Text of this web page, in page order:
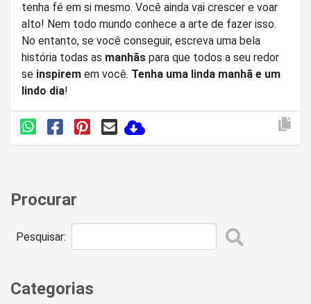
tenha fé em si mesmo. Você ainda vai crescer e voar
alto! Nem todo mundo conhece a arte de fazer isso.
No entanto, se você conseguir, escreva uma bela
história todas as manhãs para que todos a seu redor
se inspirem em você. Tenha uma linda manhã e um
lindo dia!
Procurar
Pesquisar:
Categorias